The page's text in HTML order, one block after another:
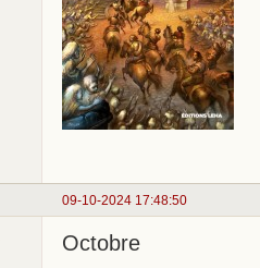
09-10-2024 17:48:50
Octobre